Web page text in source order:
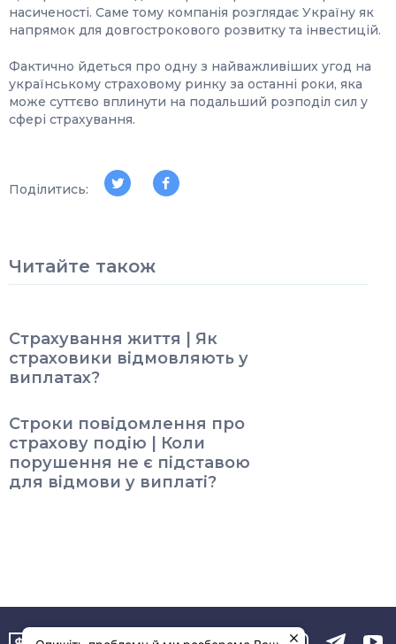
насиченості. Саме тому компанія розглядає Україну як
напрямок для довгострокового розвитку та інвестицій.
Фактично йдеться про одну з найважливіших угод на
українському страховому ринку за останні роки, яка
може суттєво вплинути на подальший розподіл сил у
сфері страхування.
Поділитись:
Читайте також
Страхування життя | Як
страховики відмовляють у
виплатах?
Строки повідомлення про
страхову подію | Коли
порушення не є підставою
для відмови у виплаті?